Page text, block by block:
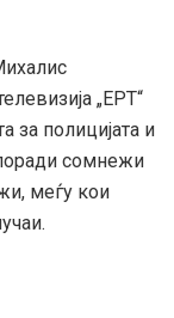
„ЕРТ“
за полицијата и
сомнежи
меѓу кои